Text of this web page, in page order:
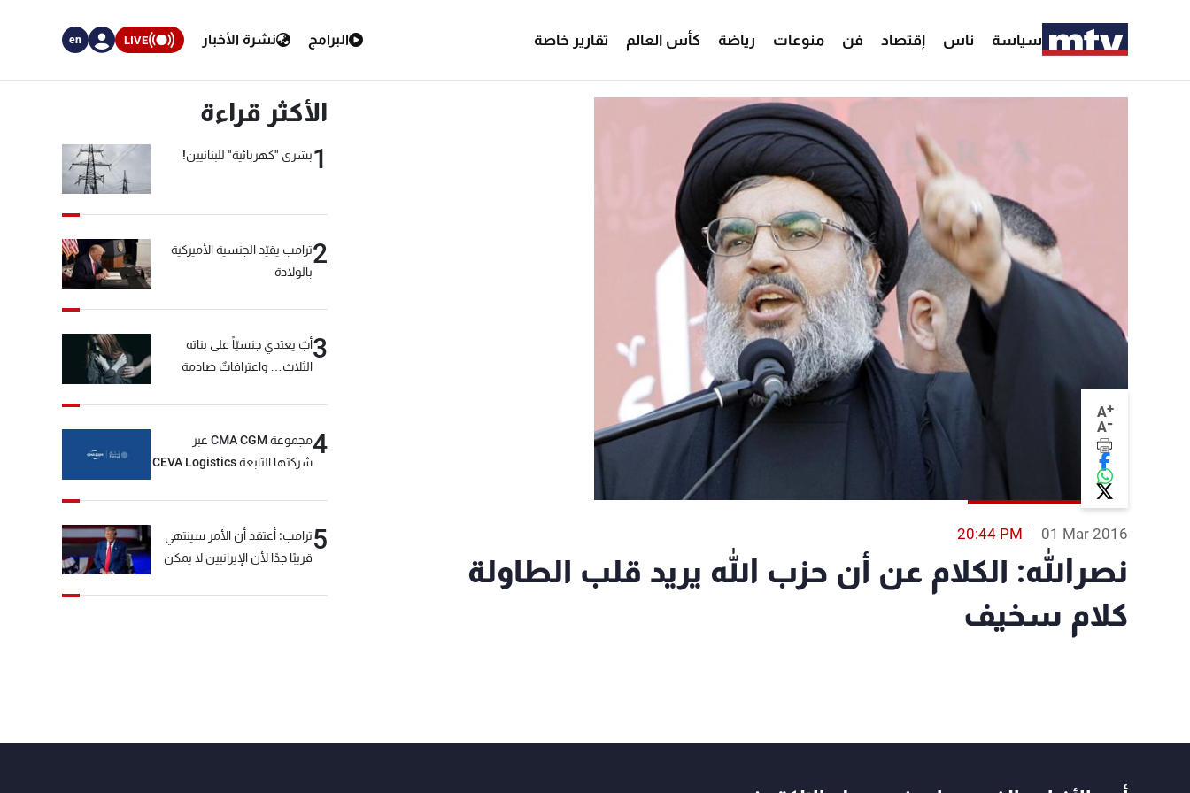
سياسة ناس إقتصاد فن منوعات رياضة كأس العالم تقارير خاصة البرامج نشرة الأخبار LIVE
en
A+
A-
01 Mar 2016
20:44 PM
نصرالله: الكلام عن أن حزب الله يريد قلب الطاولة
كلام سخيف
الأكثر قراءة
1بشرى "كهربائية" للبنانيين!
2ترامب يقيّد الجنسية الأميركية
بالولادة
3أبٌ يعتدي جنسيّاً على بناته
الثلاث… واعترافاتٌ صادمة
4
مجموعة CMA CGM عبر
شركتها التابعة CEVA Logistics
5ترامب: أعتقد أن الأمر سينتهي
قريبًا جدًا لأن الإيرانيين لا يمكن